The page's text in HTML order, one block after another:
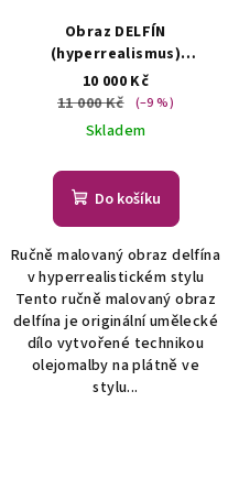
Obraz DELFÍN
(hyperrealismus)
Hyperrealistická
olejomalba
10 000 Kč
11 000 Kč
(–9 %)
Skladem
Do košíku
Ručně malovaný obraz delfína
v hyperrealistickém stylu
Tento ručně malovaný obraz
delfína je originální umělecké
dílo vytvořené technikou
olejomalby na plátně ve
stylu...